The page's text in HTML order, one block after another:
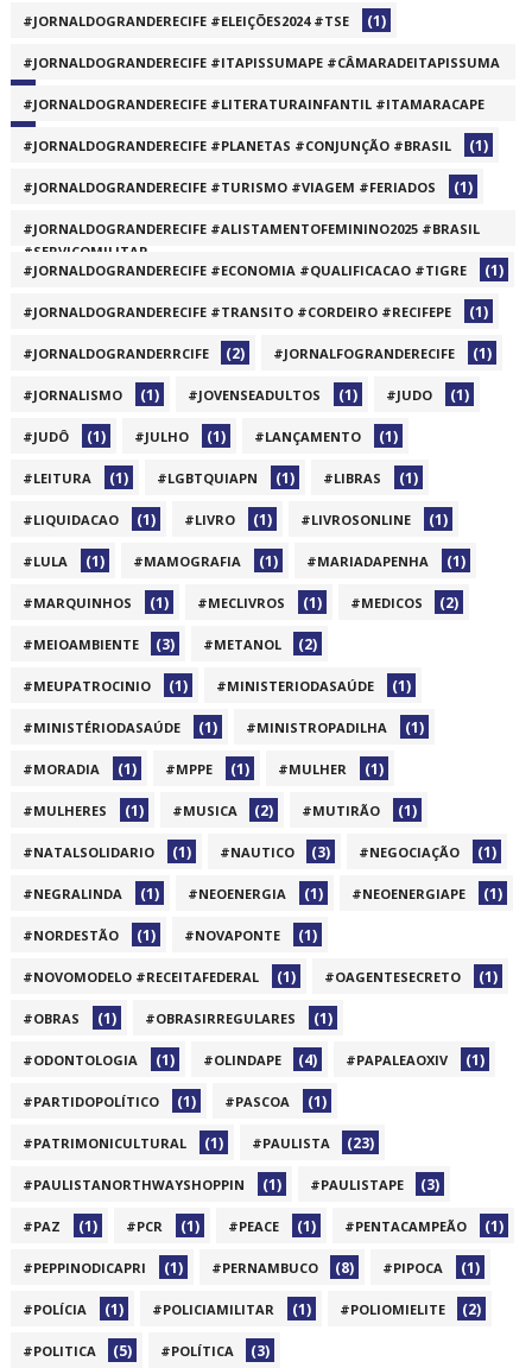
#JORNALDOGRANDERECIFE #ELEIÇÕES2024 #TSE (1)
#JORNALDOGRANDERECIFE #ITAPISSUMAPE #CÂMARADEITAPISSUMA
(1)
#JORNALDOGRANDERECIFE #LITERATURAINFANTIL #ITAMARACAPE
(1)
#JORNALDOGRANDERECIFE #PLANETAS #CONJUNÇÃO #BRASIL (1)
#JORNALDOGRANDERECIFE #TURISMO #VIAGEM #FERIADOS (1)
#JORNALDOGRANDERECIFE #ALISTAMENTOFEMININO2025 #BRASIL
#SERVIÇOMILITAR
(1)
#JORNALDOGRANDERECIFE #ECONOMIA #QUALIFICACAO #TIGRE (1)
#JORNALDOGRANDERECIFE #TRANSITO #CORDEIRO #RECIFEPE (1)
#JORNALDOGRANDERRCIFE (2) #JORNALFOGRANDERECIFE (1)
#JORNALISMO (1) #JOVENSEADULTOS (1) #JUDO (1)
#JUDÔ (1) #JULHO (1) #LANÇAMENTO (1)
#LEITURA (1) #LGBTQUIAPN (1) #LIBRAS (1)
#LIQUIDACAO (1) #LIVRO (1) #LIVROSONLINE (1)
#LULA (1) #MAMOGRAFIA (1) #MARIADAPENHA (1)
#MARQUINHOS (1) #MECLIVROS (1) #MEDICOS (2)
#MEIOAMBIENTE (3) #METANOL (2)
#MEUPATROCINIO (1) #MINISTERIODASAÚDE (1)
#MINISTÉRIODASAÚDE (1) #MINISTROPADILHA (1)
#MORADIA (1) #MPPE (1) #MULHER (1)
#MULHERES (1) #MUSICA (2) #MUTIRÃO (1)
#NATALSOLIDARIO (1) #NAUTICO (3) #NEGOCIAÇÃO (1)
#NEGRALINDA (1) #NEOENERGIA (1) #NEOENERGIAPE (1)
#NORDESTÃO (1) #NOVAPONTE (1)
#NOVOMODELO #RECEITAFEDERAL (1) #OAGENTESECRETO (1)
#OBRAS (1) #OBRASIRREGULARES (1)
#ODONTOLOGIA (1) #OLINDAPE (4) #PAPALEAOXIV (1)
#PARTIDOPOLÍTICO (1) #PASCOA (1)
#PATRIMONICULTURAL (1) #PAULISTA (23)
#PAULISTANORTHWAYSHOPPIN (1) #PAULISTAPE (3)
#PAZ (1) #PCR (1) #PEACE (1) #PENTACAMPEÃO (1)
#PEPPINODICAPRI (1) #PERNAMBUCO (8) #PIPOCA (1)
#POLÍCIA (1) #POLICIAMILITAR (1) #POLIOMIELITE (2)
#POLITICA (5) #POLÍTICA (3)